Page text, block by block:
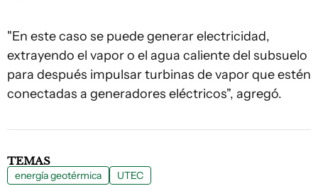
"En este caso se puede generar electricidad,
extrayendo el vapor o el agua caliente del subsuelo
para después impulsar turbinas de vapor que estén
conectadas a generadores eléctricos", agregó.
TEMAS
energía geotérmica UTEC